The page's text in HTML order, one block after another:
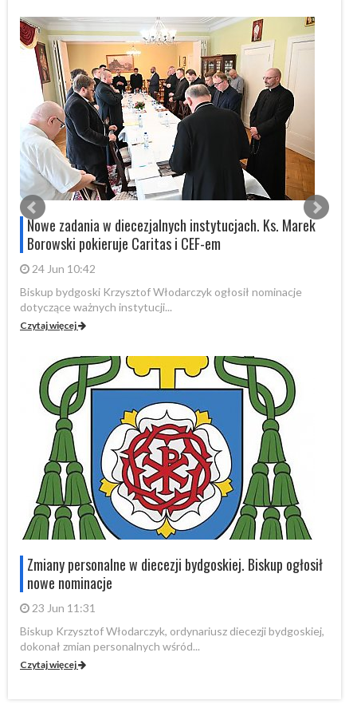
Nowe zadania w diecezjalnych instytucjach. Ks. Marek
Borowski pokieruje Caritas i CEF-em
24 Jun 10:42
Biskup bydgoski Krzysztof Włodarczyk ogłosił nominacje
dotyczące ważnych instytucji...
Czytaj więcej
Zmiany personalne w diecezji bydgoskiej. Biskup ogłosił
nowe nominacje
23 Jun 11:31
Biskup Krzysztof Włodarczyk, ordynariusz diecezji bydgoskiej,
dokonał zmian personalnych wśród...
Czytaj więcej